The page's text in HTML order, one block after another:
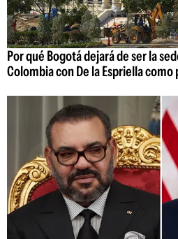
Por qué Bogotá dejará de ser la
Colombia con De la Espriella